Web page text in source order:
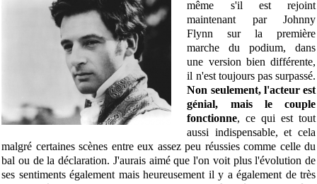
même s'il est rejoint
maintenant par Johnny
Flynn sur la première
marche du podium, dans
une version bien différente,
il n'est toujours pas surpassé.
Non seulement, l'acteur est
génial, mais le couple
fonctionne, ce qui est tout
aussi indispensable, et cela
malgré certaines scènes entre eux assez peu réussies comme celle du
bal ou de la déclaration. J'aurais aimé que l'on voit plus l'évolution de
ses sentiments également mais heureusement il y a également de très